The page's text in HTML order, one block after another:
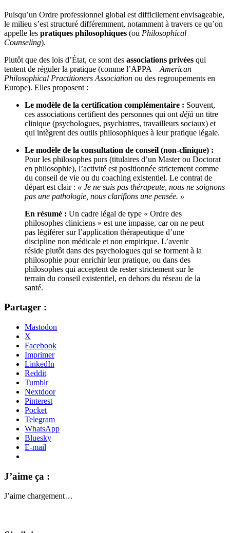
Puisqu’un Ordre professionnel global est difficilement envisageable,
le milieu s’est structuré différemment, notamment à travers ce qu’on
appelle les pratiques philosophiques (ou Philosophical
Counseling).
Plutôt que des lois d’État, ce sont des associations privées qui
tentent de réguler la pratique (comme l’APPA – American
Philosophical Practitioners Association ou des regroupements en
Europe). Elles proposent :
Le modèle de la certification complémentaire : Souvent,
ces associations certifient des personnes qui ont déjà un titre
clinique (psychologues, psychiatres, travailleurs sociaux) et
qui intègrent des outils philosophiques à leur pratique légale.
Le modèle de la consultation de conseil (non-clinique) :
Pour les philosophes purs (titulaires d’un Master ou Doctorat
en philosophie), l’activité est positionnée strictement comme
du conseil de vie ou du coaching existentiel. Le contrat de
départ est clair : « Je ne suis pas thérapeute, nous ne soignons
pas une pathologie, nous clarifions une pensée. »
En résumé : Un cadre légal de type « Ordre des
philosophes cliniciens » est une impasse, car on ne peut
pas légiférer sur l’application thérapeutique d’une
discipline non médicale et non empirique. L’avenir
réside plutôt dans des psychologues qui se forment à la
philosophie pour enrichir leur pratique, ou dans des
philosophes qui acceptent de rester strictement sur le
terrain du conseil existentiel, en dehors du réseau de la
santé.
Partager :
Mastodon
X
Facebook
Imprimer
LinkedIn
Reddit
Tumblr
Nextdoor
Pinterest
Pocket
Telegram
WhatsApp
Bluesky
E-mail
J’aime ça :
J’aime chargement…